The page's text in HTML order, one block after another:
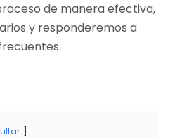
de manera efectiva,
y responderemos a